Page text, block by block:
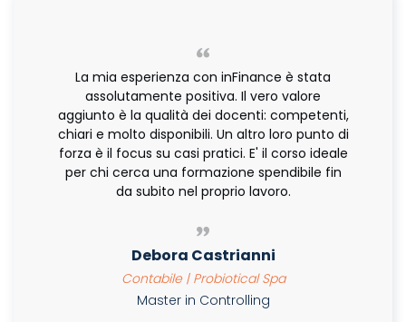
La mia esperienza con inFinance è stata
assolutamente positiva. Il vero valore
aggiunto è la qualità dei docenti: competenti,
chiari e molto disponibili. Un altro loro punto di
forza è il focus su casi pratici. E' il corso ideale
per chi cerca una formazione spendibile fin
da subito nel proprio lavoro.
Debora Castrianni
Contabile | Probiotical Spa
Master in Controlling